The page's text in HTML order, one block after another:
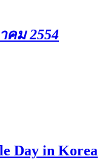
คม 2554
Day in Korea